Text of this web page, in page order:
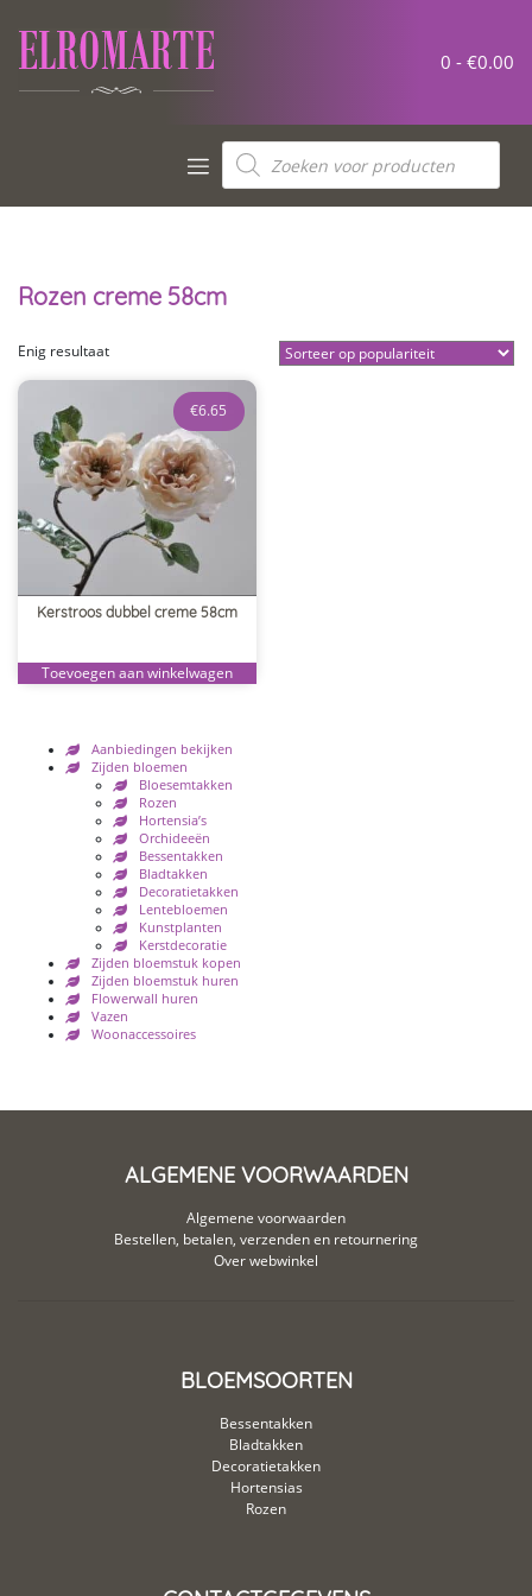
naar
inhoud
0 - €0.00
Producten
zoeken
Aanbiedingen bekijken
Zijden bloemen
Bloesemtakken
Rozen
Hortensia’s
Orchideeën
Bessentakken
Bladtakken
Decoratietakken
Lentebloemen
Kunstplanten
Kerstdecoratie
Zijden bloemstuk kopen
Zijden bloemstuk huren
Flowerwall huren
Vazen
Woonaccessoires
Rozen creme 58cm
Enig resultaat
Kerstroos dubbel creme 58cm
€6.65
Toevoegen aan winkelwagen
ALGEMENE VOORWAARDEN
Algemene voorwaarden
Bestellen, betalen, verzenden en retournering
Over webwinkel
BLOEMSOORTEN
Bessentakken
Bladtakken
Decoratietakken
Hortensias
Rozen